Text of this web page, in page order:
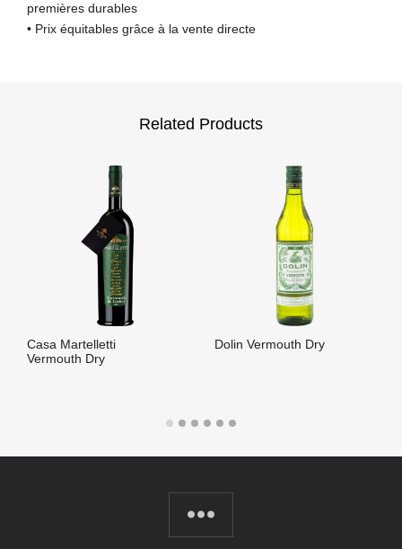
premières durables
• Prix équitables grâce à la vente directe
Related Products
Casa Martelletti
Vermouth Dry
Dolin Vermouth Dry